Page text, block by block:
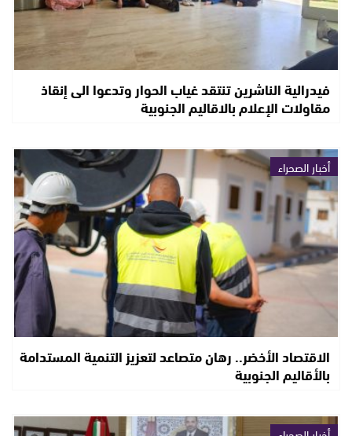
فيدرالية الناشرين تنتقد غياب الحوار وتدعوا الى إنقاذ
مقاولات الإعلام بالاقاليم الجنوبية
أخبار الصحراء
الاقتصاد الأخضر.. رهان متصاعد لتعزيز التنمية المستدامة
بالأقاليم الجنوبية